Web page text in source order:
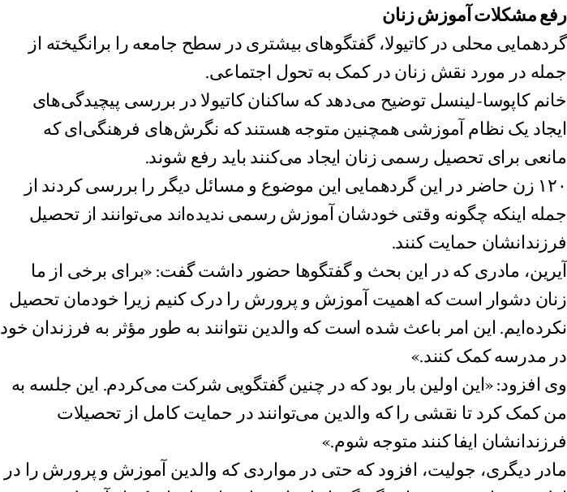
رفع مشکلات آموزش زنان
گردهمایی محلی در کاتیولا، گفتگوهای بیشتری در سطح جامعه را برانگیخته از
جمله در مورد نقش زنان در کمک به تحول اجتماعی.
خانم کاپوسا-لینسل توضیح می‌دهد که ساکنان کاتیولا در بررسی پیچیدگی‌های
ایجاد یک نظام آموزشی همچنین متوجه هستند که نگرش‌‌های فرهنگی‌ای که
مانعی برای تحصیل رسمی زنان ایجاد می‌کنند باید رفع شوند.
۱۲۰ زن حاضر در این گردهمایی این موضوع و مسائل دیگر را بررسی کردند از
جمله اینکه چگونه وقتی خودشان آموزش رسمی ندیده‌اند می‌توانند از تحصیل
فرزندانشان حمایت کنند.
آیرین، مادری که در این بحث و گفتگوها حضور داشت گفت: «برای برخی از ما
زنان دشوار است که اهمیت آموزش و پرورش را درک کنیم زیرا خودمان تحصیل
نکرده‌ایم. این امر باعث شده است که والدین نتوانند به طور مؤثر به فرزندان خود
در مدرسه کمک کنند.»
وی افزود: «این اولین بار بود که در چنین گفتگویی شرکت می‌کردم. این جلسه به
من کمک کرد تا نقشی را که والدین می‌توانند در حمایت کامل از تحصیلات
فرزندانشان ایفا کنند متوجه شوم.»
مادر دیگری، جولیت، افزود که حتی در مواردی که والدین آموزش و پرورش را در